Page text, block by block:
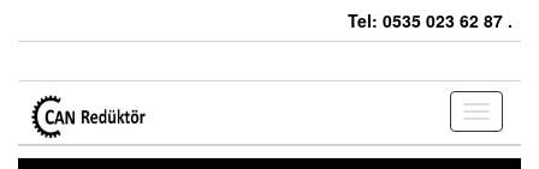
Tel: 0535 023 62 87 .
Toggle